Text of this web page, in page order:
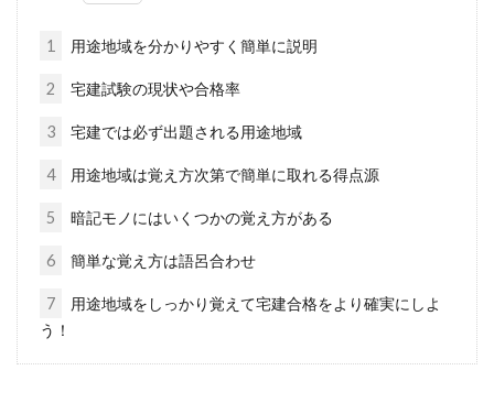
ね。家計...
シェアハウスを大阪で探そう！安い
大阪は、伝統文化と現代的な生活が融合した魅
んか。...
1 用途地域を分かりやすく簡単に説明
2 宅建試験の現状や合格率
3 宅建では必ず出題される用途地域
4 用途地域は覚え方次第で簡単に取れる得点源
5 暗記モノにはいくつかの覚え方がある
6 簡単な覚え方は語呂合わせ
7
用途地域をしっかり覚えて宅建合格をより確実にしよ
う！